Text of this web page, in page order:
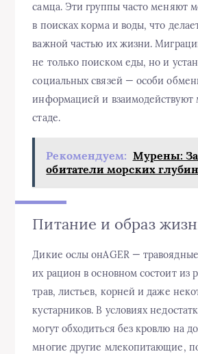
самца. Эти группы часто меняют
в поисках корма и воды, что
важной частью их жизни.
не только поиском еды, но и
социальных связей — особи
информацией и взаимодействуют
стаде.
Рекомендуем: Мурены:
обитатели морских глубин
Питание и образ
Дикие ослы онAGER —
их рацион в основном состоит из
трав, листьев, корней и даже
кустарников. В условиях
могут обходиться без кровлю на
многие другие млекопитающие,